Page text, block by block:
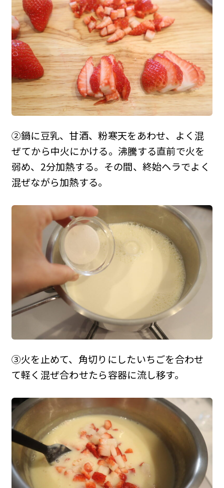
②鍋に豆乳、甘酒、粉寒天をあわせ、よく混
ぜてから中火にかける。沸騰する直前で火を
弱め、2分加熱する。その間、終始ヘラでよく
混ぜながら加熱する。
③火を止めて、角切りにしたいちごを合わせ
て軽く混ぜ合わせたら容器に流し移す。